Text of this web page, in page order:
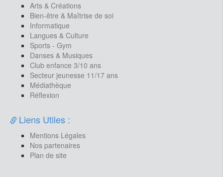
Arts & Créations
Bien-être & Maîtrise de soi
Informatique
Langues & Culture
Sports - Gym
Danses & Musiques
Club enfance 3/10 ans
Secteur jeunesse 11/17 ans
Médiathèque
Réflexion
Liens Utiles :
Mentions Légales
Nos partenaires
Plan de site